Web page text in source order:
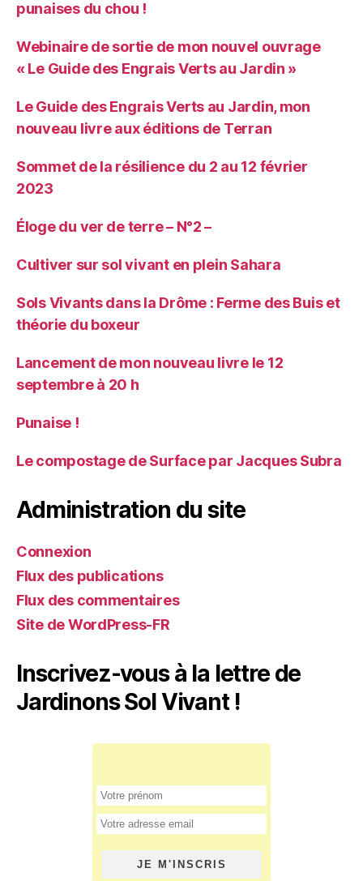
punaises du chou !
Webinaire de sortie de mon nouvel ouvrage
« Le Guide des Engrais Verts au Jardin »
Le Guide des Engrais Verts au Jardin, mon
nouveau livre aux éditions de Terran
Sommet de la résilience du 2 au 12 février
2023
Éloge du ver de terre – N°2 –
Cultiver sur sol vivant en plein Sahara
Sols Vivants dans la Drôme : Ferme des Buis et
théorie du boxeur
Lancement de mon nouveau livre le 12
septembre à 20 h
Punaise !
Le compostage de Surface par Jacques Subra
Administration du site
Connexion
Flux des publications
Flux des commentaires
Site de WordPress-FR
Inscrivez-vous à la lettre de
Jardinons Sol Vivant !